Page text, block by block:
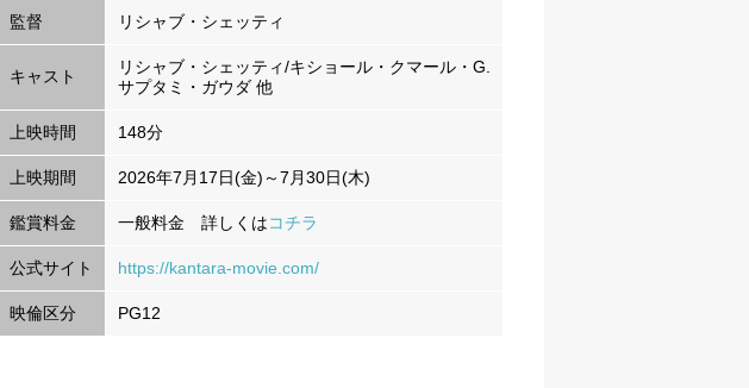
監督 リシャブ・シェッティ
キャスト
リシャブ・シェッティ/キショール・クマール・G.
サプタミ・ガウダ 他
上映時間 148分
上映期間 2026年7月17日(金)～7月30日(木)
鑑賞料金 一般料金 詳しくはコチラ
公式サイト https://kantara-movie.com/
映倫区分 PG12